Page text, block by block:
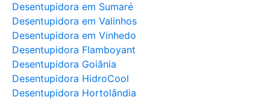
Desentupidora em Sumaré
Desentupidora em Valinhos
Desentupidora em Vinhedo
Desentupidora Flamboyant
Desentupidora Goiânia
Desentupidora HidroCool
Desentupidora Hortolândia